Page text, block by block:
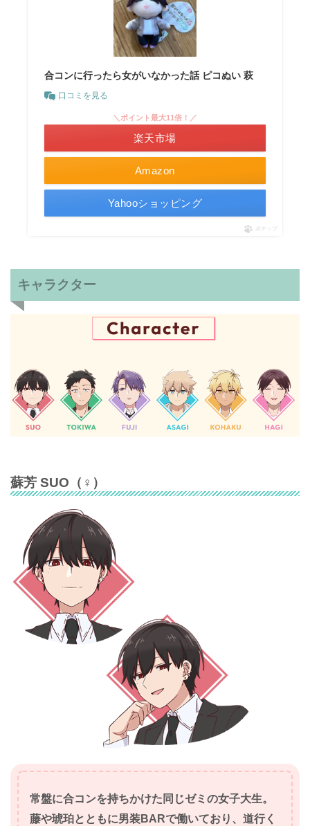
合コンに行ったら女がいなかった話 ピコぬい 萩
口コミを見る
Amazon
＼ポイント最大11倍！／
楽天市場
Yahooショッピング
ポチップ
キャラクター
蘇芳 SUO （♀）
常盤に合コンを持ちかけた同じゼミの女子大生。
藤や琥珀とともに男装BARで働いており、道行く